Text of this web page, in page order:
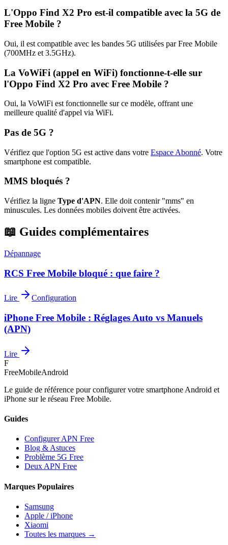
L'Oppo Find X2 Pro est-il compatible avec la 5G de
Free Mobile ?
Oui, il est compatible avec les bandes 5G utilisées par Free Mobile
(700MHz et 3.5GHz).
La VoWiFi (appel en WiFi) fonctionne-t-elle sur
l'Oppo Find X2 Pro avec Free Mobile ?
Oui, la VoWiFi est fonctionnelle sur ce modèle, offrant une
meilleure qualité d'appel via WiFi.
Pas de 5G ?
Vérifiez que l'option 5G est active dans votre Espace Abonné. Votre
smartphone est compatible.
MMS bloqués ?
Vérifiez la ligne Type d'APN. Elle doit contenir "mms" en
minuscules. Les données mobiles doivent être activées.
📖 Guides complémentaires
Dépannage
RCS Free Mobile bloqué : que faire ?
Lire Configuration
iPhone Free Mobile : Réglages Auto vs Manuels
(APN)
Lire
F
FreeMobileAndroid
Le guide de référence pour configurer votre smartphone Android et
iPhone sur le réseau Free Mobile.
Guides
Configurer APN Free
Blog & Astuces
Problème 5G Free
Deux APN Free
Marques Populaires
Samsung
Apple / iPhone
Xiaomi
Toutes les marques →